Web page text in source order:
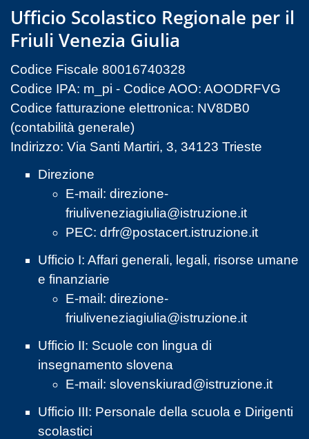
Ufficio Scolastico Regionale per il
Friuli Venezia Giulia
Codice Fiscale 80016740328
Codice IPA: m_pi - Codice AOO: AOODRFVG
Codice fatturazione elettronica: NV8DB0
(contabilità generale)
Indirizzo: Via Santi Martiri, 3, 34123 Trieste
Direzione
E-mail: direzione-
friuliveneziagiulia@istruzione.it
PEC: drfr@postacert.istruzione.it
Ufficio I: Affari generali, legali, risorse umane
e finanziarie
E-mail: direzione-
friuliveneziagiulia@istruzione.it
Ufficio II: Scuole con lingua di
insegnamento slovena
E-mail: slovenskiurad@istruzione.it
Ufficio III: Personale della scuola e Dirigenti
scolastici